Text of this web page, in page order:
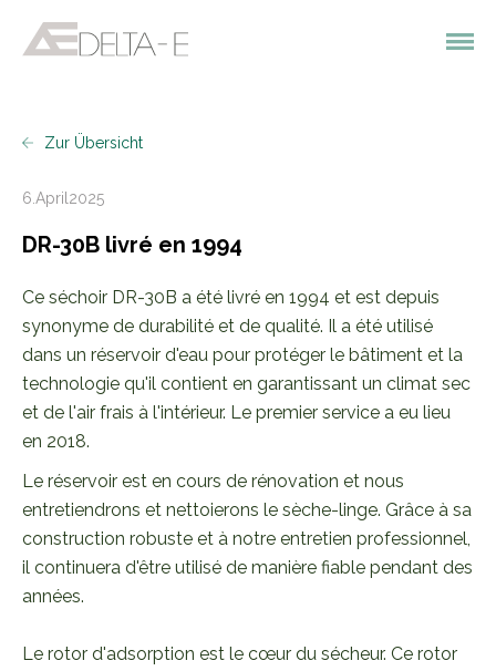
Zur Übersicht
6.April2025
DR-30B livré en 1994
Ce séchoir DR-30B a été livré en 1994 et est depuis
synonyme de durabilité et de qualité. Il a été utilisé
dans un réservoir d'eau pour protéger le bâtiment et la
technologie qu'il contient en garantissant un climat sec
et de l'air frais à l'intérieur. Le premier service a eu lieu
en 2018.
Le réservoir est en cours de rénovation et nous
entretiendrons et nettoierons le sèche-linge. Grâce à sa
construction robuste et à notre entretien professionnel,
il continuera d'être utilisé de manière fiable pendant des
années.
Le rotor d'adsorption est le cœur du sécheur. Ce rotor